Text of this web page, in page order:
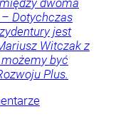
dwoma
Dotychczas
jest
Witczak z
być
Plus.